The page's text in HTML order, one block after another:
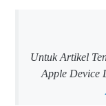
Untuk Artikel
Apple Device